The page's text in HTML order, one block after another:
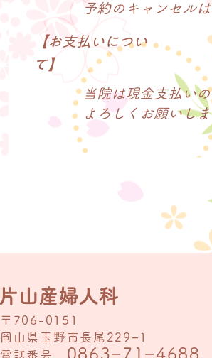
予約のキャンセル
​【お支払いについ
て】
当院は現金支払い
よろしくお願いし
片山産婦人科
〒706-0151
岡山県玉野市長尾229−1
電話番号 0863−71−4688